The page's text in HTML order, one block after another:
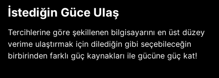
İstediğin Güce Ulaş
Tercihlerine göre şekillenen bilgisayarını en üst düzey
verime ulaştırmak için dilediğin gibi seçebileceğin
birbirinden farklı güç kaynakları ile gücüne güç kat!